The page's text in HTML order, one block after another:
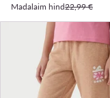
Madalaim hind22,99 €